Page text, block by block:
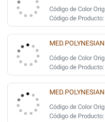
Código de Color
Código de Producto:
Código de Color
Código de Producto:
Código de Color
Código de Producto: